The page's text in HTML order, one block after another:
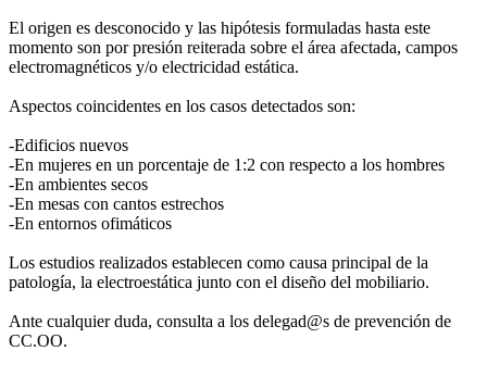
El origen es desconocido y las hipótesis formuladas hasta este
momento son por presión reiterada sobre el área afectada, campos
electromagnéticos y/o electricidad estática.
Aspectos coincidentes en los casos detectados son:
-Edificios nuevos
-En mujeres en un porcentaje de 1:2 con respecto a los hombres
-En ambientes secos
-En mesas con cantos estrechos
-En entornos ofimáticos
Los estudios realizados establecen como causa principal de la
patología, la electroestática junto con el diseño del mobiliario.
Ante cualquier duda, consulta a los delegad@s de prevención de
CC.OO.